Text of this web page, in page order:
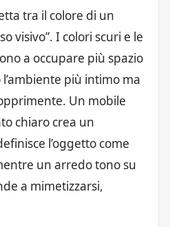
tra il colore di un
visivo”. I colori scuri e le
a occupare più spazio
più intimo ma
Un mobile
chiaro crea un
l’oggetto come
un arredo tono su
a mimetizzarsi,